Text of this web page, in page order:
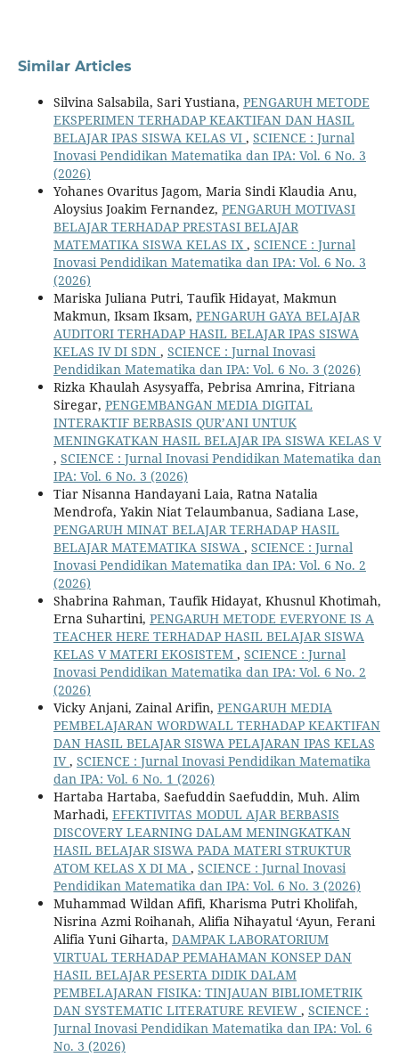
Similar Articles
Silvina Salsabila, Sari Yustiana, PENGARUH METODE
EKSPERIMEN TERHADAP KEAKTIFAN DAN HASIL
BELAJAR IPAS SISWA KELAS VI , SCIENCE : Jurnal
Inovasi Pendidikan Matematika dan IPA: Vol. 6 No. 3
(2026)
Yohanes Ovaritus Jagom, Maria Sindi Klaudia Anu,
Aloysius Joakim Fernandez, PENGARUH MOTIVASI
BELAJAR TERHADAP PRESTASI BELAJAR
MATEMATIKA SISWA KELAS IX , SCIENCE : Jurnal
Inovasi Pendidikan Matematika dan IPA: Vol. 6 No. 3
(2026)
Mariska Juliana Putri, Taufik Hidayat, Makmun
Makmun, Iksam Iksam, PENGARUH GAYA BELAJAR
AUDITORI TERHADAP HASIL BELAJAR IPAS SISWA
KELAS IV DI SDN , SCIENCE : Jurnal Inovasi
Pendidikan Matematika dan IPA: Vol. 6 No. 3 (2026)
Rizka Khaulah Asysyaffa, Pebrisa Amrina, Fitriana
Siregar, PENGEMBANGAN MEDIA DIGITAL
INTERAKTIF BERBASIS QUR’ANI UNTUK
MENINGKATKAN HASIL BELAJAR IPA SISWA KELAS V
, SCIENCE : Jurnal Inovasi Pendidikan Matematika dan
IPA: Vol. 6 No. 3 (2026)
Tiar Nisanna Handayani Laia, Ratna Natalia
Mendrofa, Yakin Niat Telaumbanua, Sadiana Lase,
PENGARUH MINAT BELAJAR TERHADAP HASIL
BELAJAR MATEMATIKA SISWA , SCIENCE : Jurnal
Inovasi Pendidikan Matematika dan IPA: Vol. 6 No. 2
(2026)
Shabrina Rahman, Taufik Hidayat, Khusnul Khotimah,
Erna Suhartini, PENGARUH METODE EVERYONE IS A
TEACHER HERE TERHADAP HASIL BELAJAR SISWA
KELAS V MATERI EKOSISTEM , SCIENCE : Jurnal
Inovasi Pendidikan Matematika dan IPA: Vol. 6 No. 2
(2026)
Vicky Anjani, Zainal Arifin, PENGARUH MEDIA
PEMBELAJARAN WORDWALL TERHADAP KEAKTIFAN
DAN HASIL BELAJAR SISWA PELAJARAN IPAS KELAS
IV, SCIENCE : Jurnal Inovasi Pendidikan Matematika
dan IPA: Vol. 6 No. 1 (2026)
Hartaba Hartaba, Saefuddin Saefuddin, Muh. Alim
Marhadi, EFEKTIVITAS MODUL AJAR BERBASIS
DISCOVERY LEARNING DALAM MENINGKATKAN
HASIL BELAJAR SISWA PADA MATERI STRUKTUR
ATOM KELAS X DI MA , SCIENCE : Jurnal Inovasi
Pendidikan Matematika dan IPA: Vol. 6 No. 3 (2026)
Muhammad Wildan Afifi, Kharisma Putri Kholifah,
Nisrina Azmi Roihanah, Alifia Nihayatul ‘Ayun, Ferani
Alifia Yuni Giharta, DAMPAK LABORATORIUM
VIRTUAL TERHADAP PEMAHAMAN KONSEP DAN
HASIL BELAJAR PESERTA DIDIK DALAM
PEMBELAJARAN FISIKA: TINJAUAN BIBLIOMETRIK
DAN SYSTEMATIC LITERATURE REVIEW , SCIENCE :
Jurnal Inovasi Pendidikan Matematika dan IPA: Vol. 6
No. 3 (2026)